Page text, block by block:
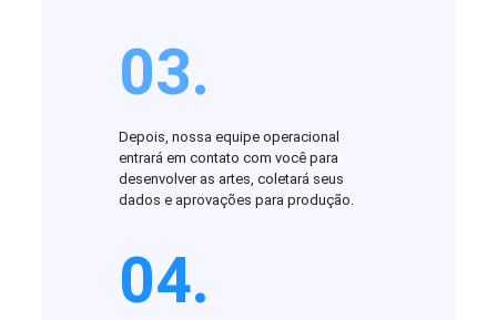
03.
Depois, nossa equipe operacional
entrará em contato com você para
desenvolver as artes, coletará seus
dados e aprovações para produção.
04.